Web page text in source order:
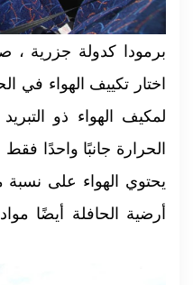
برمودا كدولة جزرية ،
اختار تكييف الهواء في
لمكيف الهواء ذو
الحرارة جانبًا واحدًا
يحتوي الهواء على نسبة
أرضية الحافلة أيضًا